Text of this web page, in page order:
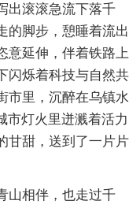
出滚滚急流下落千
的脚步，憩睡着流出
意延伸，伴着铁路上
闪烁着科技与自然共
市里，沉醉在乌镇水
市灯火里迸溅着活力
甘甜，送到了一片片
山相伴，也走过千